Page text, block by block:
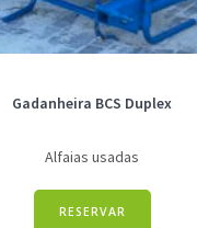
Gadanheira BCS Duplex
Alfaias usadas
RESERVAR